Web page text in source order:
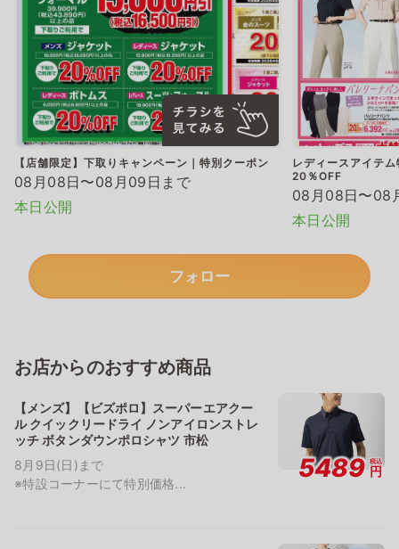
【店舗限定】下取りキャンペーン｜特別クーポン
08月08日〜08月09日まで
本日公開
レディースアイテ
20％OFF
08月08日〜08
本日公開
フォロー
お店からのおすすめ商品
【メンズ】【ビズポロ】スーパーエアクー
ル クイックリードライ ノンアイロンストレ
ッチ ボタンダウンポロシャツ 市松
8月9日(日)まで
※特設コーナーにて特別価格...
5489 税込
円